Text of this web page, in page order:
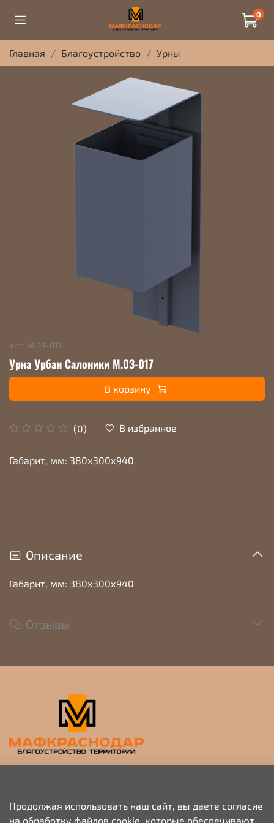
0
Главная Благоустройство Урны
арт. М.03-017
Урна Урбан Салоники М.03-017
(0) В избранное
В корзину
Габарит, мм: 380х300х940
Описание
Габарит, мм: 380х300х940
Отзывы
Продолжая использовать наш сайт, вы даете согласие
на обработку файлов cookie, которые обеспечивают